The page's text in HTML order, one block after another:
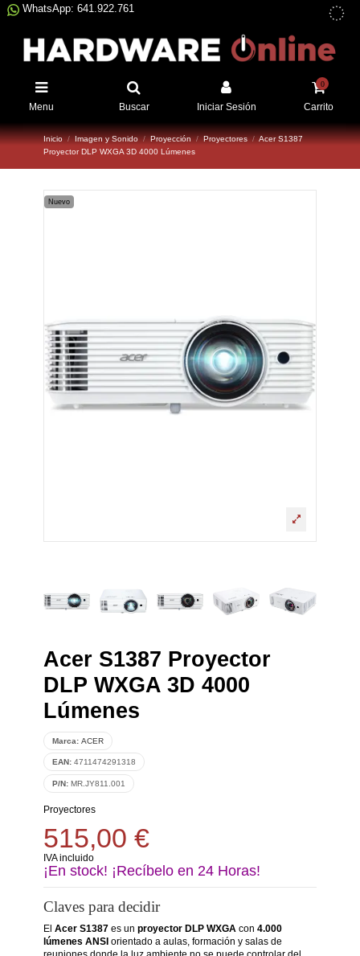
WhatsApp: 641.922.761
Menu Buscar Iniciar Sesión
0
Carrito
Inicio Imagen y Sonido Proyección Proyectores
Acer S1387
Proyector DLP WXGA 3D 4000 Lúmenes
Nuevo
Acer S1387 Proyector
DLP WXGA 3D 4000
Lúmenes
Marca: ACER
EAN: 4711474291318
P/N: MR.JY811.001
Proyectores
515,00 €
IVA incluido
¡En stock! ¡Recíbelo en 24 Horas!
Claves para decidir
El Acer S1387es un proyector DLP WXGAcon 4.000
lúmenes ANSIorientado a aulas, formación y salas de